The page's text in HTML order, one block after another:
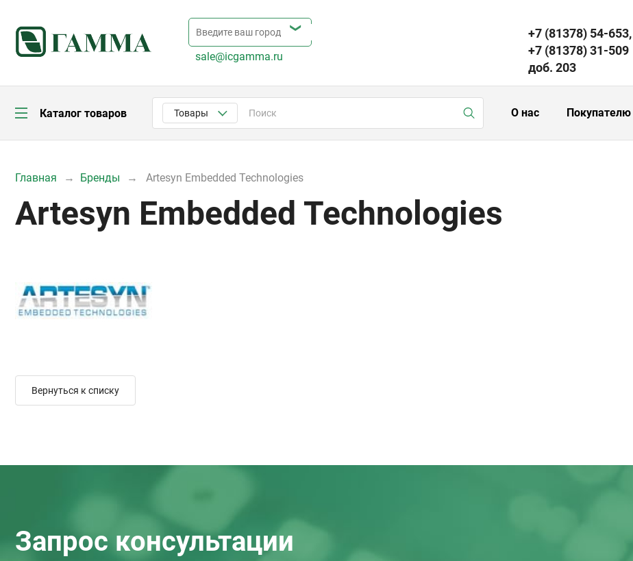
+7 (81378) 54-653,
+7 (81378) 31-509
доб. 203
sale@icgamma.ru
Каталог товаров Товары О нас Покупателю
Главная Бренды Artesyn Embedded Technologies
Artesyn Embedded Technologies
Вернуться к списку
Запрос консультации